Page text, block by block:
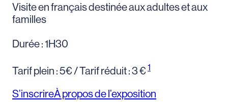
Visite en français destinée aux adultes et aux
familles
Durée : 1H30
Tarif plein : 5€ / Tarif réduit : 3 € 1
S’inscrireÀ propos de l’exposition